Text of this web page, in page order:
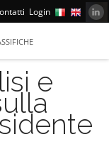
Login
e